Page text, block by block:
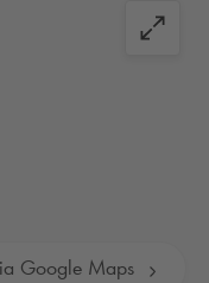
Google Maps